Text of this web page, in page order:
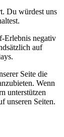
Du würdest uns
Erlebnis negativ
auf
Seite die
Wenn
unterstützen
unseren Seiten.